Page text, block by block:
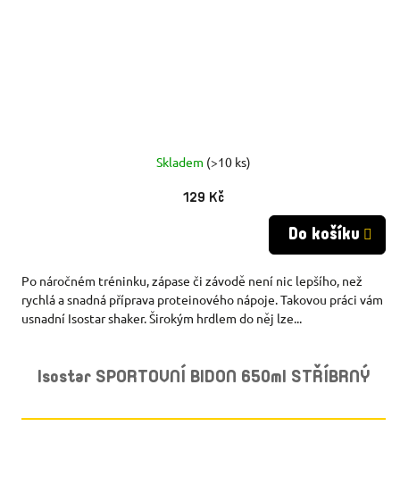
Skladem (>10 ks)
129 Kč
Do košíku
Po náročném tréninku, zápase či závodě není nic lepšího, než
rychlá a snadná příprava proteinového nápoje. Takovou práci vám
usnadní Isostar shaker. Širokým hrdlem do něj lze...
Isostar SPORTOVNÍ BIDON 650ml STŘÍBRNÝ